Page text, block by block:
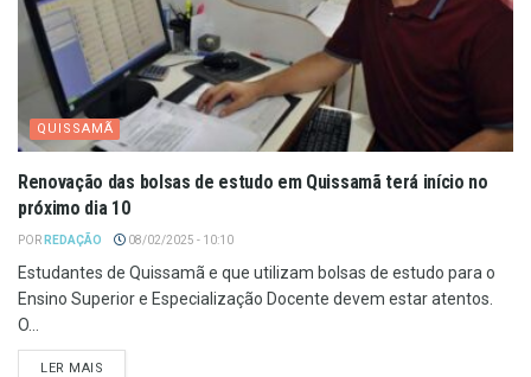
QUISSAMÃ
Renovação das bolsas de estudo em Quissamã terá início no
próximo dia 10
POR REDAÇÃO 08/02/2025 - 10:10
Estudantes de Quissamã e que utilizam bolsas de estudo para o
Ensino Superior e Especialização Docente devem estar atentos.
O...
LER MAIS